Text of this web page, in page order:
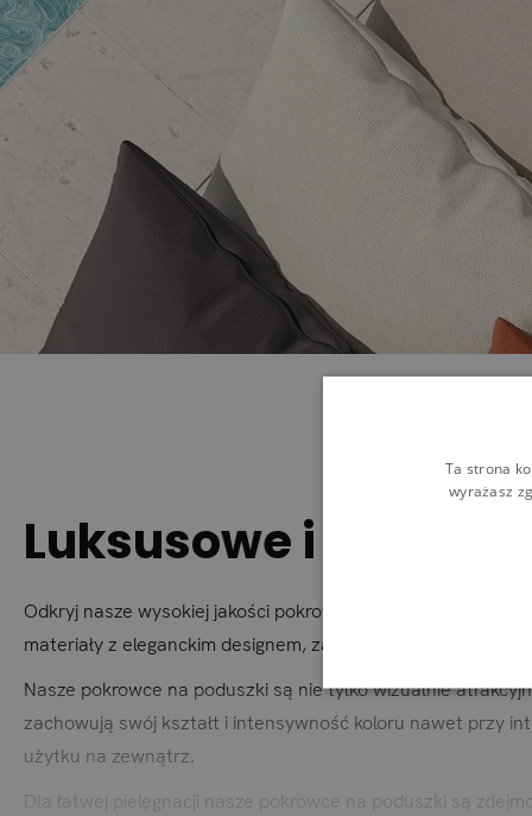
Luksusowe i trwałe
Odkryj nasze wysokiej jakości pokrowce na poduszki,
materiały z eleganckim designem, zapewniając
Nasze pokrowce na poduszki są nie tylko wizualnie
zachowują swój kształt i intensywność koloru nawet przy
użytku na zewnątrz.
Dla łatwej pielęgnacji nasze pokrowce na poduszki są
Ta strona
wyrażasz